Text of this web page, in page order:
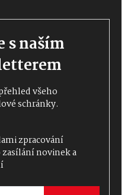
s naším
všeho
schránky.
zpracování
zasílání novinek a